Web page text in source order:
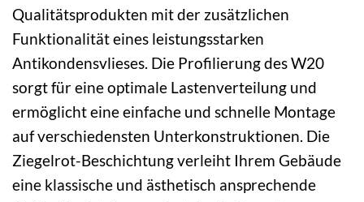
Qualitätsprodukten mit der zusätzlichen
Funktionalität eines leistungsstarken
Antikondensvlieses. Die Profilierung des W20
sorgt für eine optimale Lastenverteilung und
ermöglicht eine einfache und schnelle Montage
auf verschiedensten Unterkonstruktionen. Die
Ziegelrot-Beschichtung verleiht Ihrem Gebäude
eine klassische und ästhetisch ansprechende